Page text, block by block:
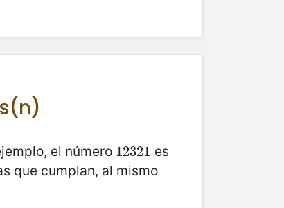
el número 12321
12321 es
que cumplan, al mismo